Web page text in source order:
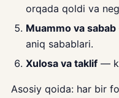
orqada qoldi va
Muammo va sabab
aniq sabablari.
Xulosa va taklif —
Asosiy qoida: har bir